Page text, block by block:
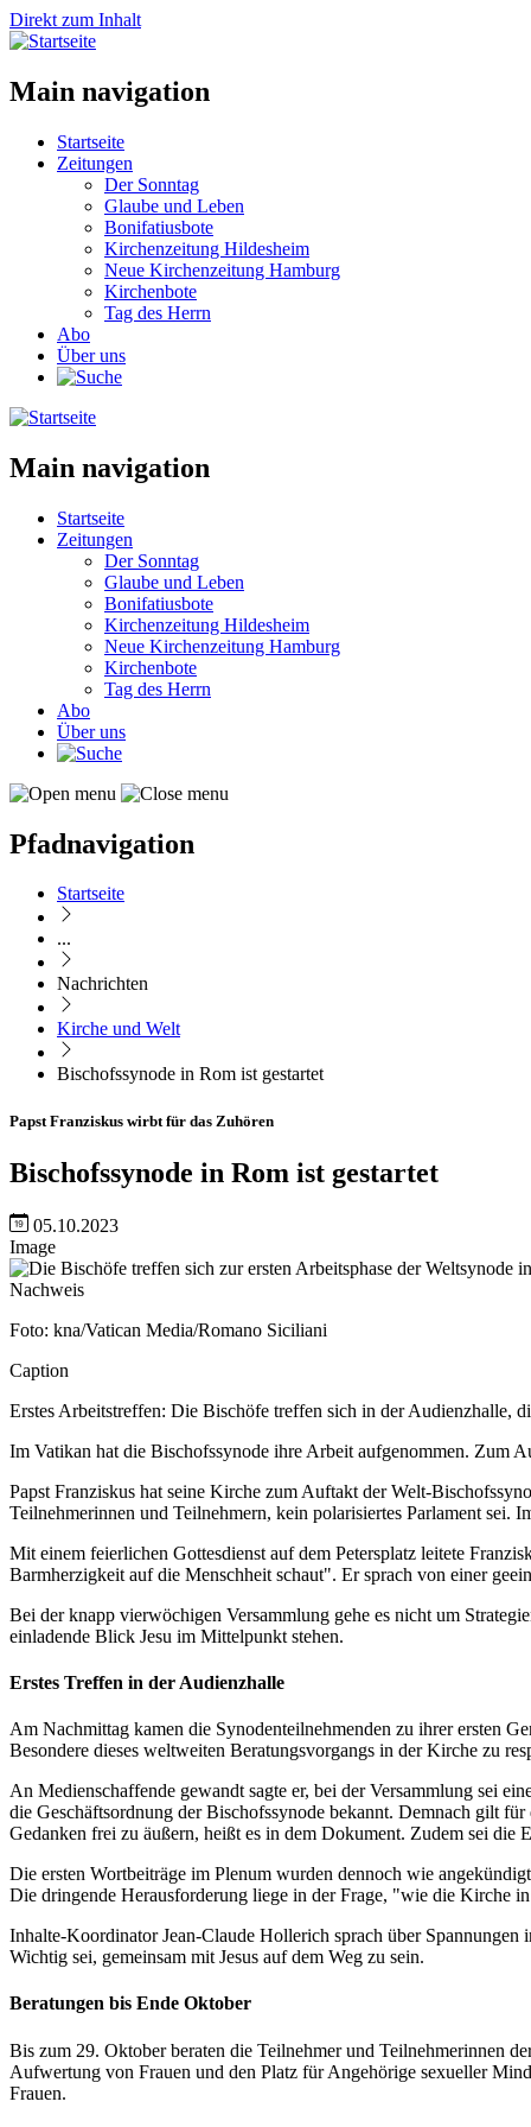
Direkt zum Inhalt
Main navigation
Startseite
Zeitungen
Der Sonntag
Glaube und Leben
Bonifatiusbote
Kirchenzeitung Hildesheim
Neue Kirchenzeitung Hamburg
Kirchenbote
Tag des Herrn
Abo
Über uns
Main navigation
Startseite
Zeitungen
Der Sonntag
Glaube und Leben
Bonifatiusbote
Kirchenzeitung Hildesheim
Neue Kirchenzeitung Hamburg
Kirchenbote
Tag des Herrn
Abo
Über uns
Pfadnavigation
Startseite
...
Nachrichten
Kirche und Welt
Bischofssynode in Rom ist gestartet
Papst Franziskus wirbt für das Zuhören
Bischofssynode in Rom ist gestartet
05.10.2023
Image
Nachweis
Foto: kna/Vatican Media/Romano Siciliani
Caption
Erstes Arbeitstreffen: Die Bischöfe treffen sich in der Audienzhalle,
Im Vatikan hat die Bischofssynode ihre Arbeit aufgenommen. Zum
Papst Franziskus hat seine Kirche zum Auftakt der Welt-
Teilnehmerinnen und Teilnehmern, kein polarisiertes Parlament sei.
Mit einem feierlichen Gottesdienst auf dem Petersplatz leitete
Barmherzigkeit auf die Menschheit schaut". Er sprach von einer
Bei der knapp vierwöchigen Versammlung gehe es nicht um
einladende Blick Jesu im Mittelpunkt stehen.
Erstes Treffen in der Audienzhalle
Am Nachmittag kamen die Synodenteilnehmenden zu ihrer ersten
Besondere dieses weltweiten Beratungsvorgangs in der Kirche zu
An Medienschaffende gewandt sagte er, bei der Versammlung sei
die Geschäftsordnung der Bischofssynode bekannt. Demnach gilt
Gedanken frei zu äußern, heißt es in dem Dokument. Zudem sei die
Die ersten Wortbeiträge im Plenum wurden dennoch wie
Die dringende Herausforderung liege in der Frage, "wie die Kirche
Inhalte-Koordinator Jean-Claude Hollerich sprach über
Wichtig sei, gemeinsam mit Jesus auf dem Weg zu sein.
Beratungen bis Ende Oktober
Bis zum 29. Oktober beraten die Teilnehmer und Teilnehmerinnen
Aufwertung von Frauen und den Platz für Angehörige sexueller
Frauen.